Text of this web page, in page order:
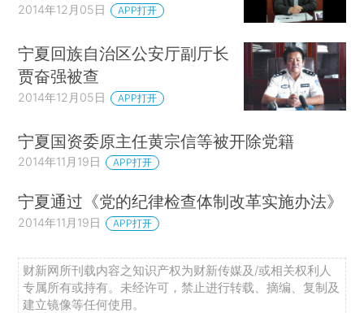
2014年12月05日 APP打开
宁夏回族自治区公安厅副厅长
贾奋强被查
2014年12月05日 APP打开
宁夏国资委原主任黄宗信等被开除党籍
2014年11月19日 APP打开
宁夏通过《党的纪律检查体制改革实施办法》
2014年11月19日 APP打开
财新网所刊载内容之知识产权为财新传媒及/或相关权利人
专属所有或持有。未经许可，禁止进行转载、摘编、复制及
建立镜像等任何使用。